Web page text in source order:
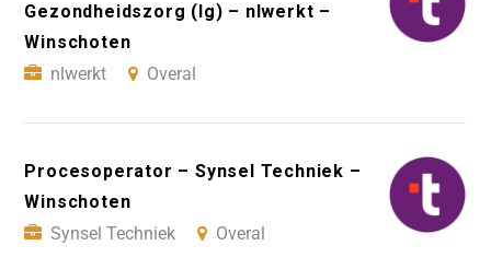
Gezondheidszorg (Ig) – nlwerkt –
Winschoten
nlwerkt
Overal
Procesoperator – Synsel Techniek –
Winschoten
Synsel Techniek
Overal